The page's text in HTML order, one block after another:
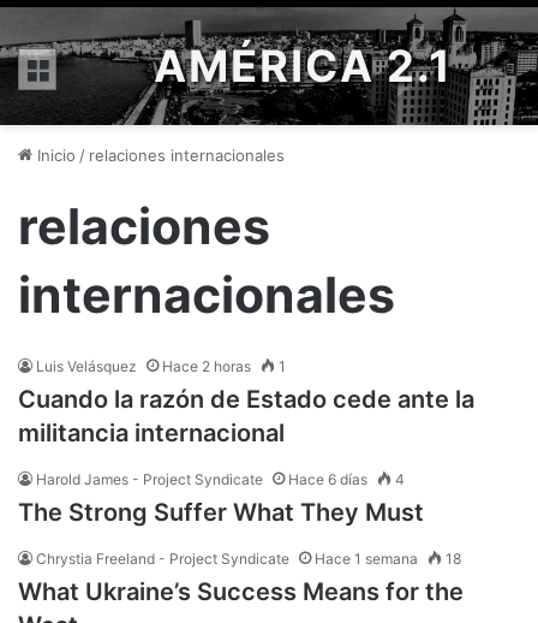
Menú AMÉRICA 2.1
Inicio / relaciones internacionales
relaciones
internacionales
Luis Velásquez Hace 2 horas 1
Cuando la razón de Estado cede ante la
militancia internacional
Harold James - Project Syndicate Hace 6 días 4
The Strong Suffer What They Must
Chrystia Freeland - Project Syndicate Hace 1 semana 18
What Ukraine’s Success Means for the